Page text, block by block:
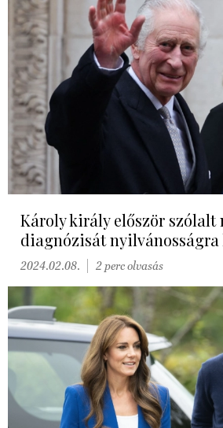
Károly király először szólalt
diagnózisát nyilvánosságra
2024.02.08. 2 perc olvasás